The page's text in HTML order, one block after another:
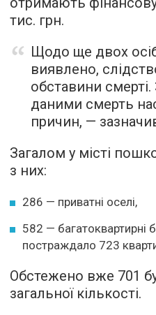
тис. грн.
Щодо ще двох
виявлено,
обставини
даними смерть
причин, —
Загалом у місті
з них:
286 — приватні оселі,
582 — багатоквартирні
постраждало 723
Обстежено вже 701
загальної кількості.